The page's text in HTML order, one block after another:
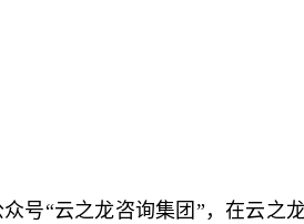
号“云之龙咨询集团”，在云之